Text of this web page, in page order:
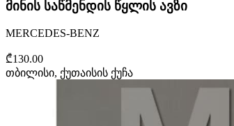
მინის საწმენდის წყლის ავზი
MERCEDES-BENZ
₾130.00
თბილისი, ქუთაისის ქუჩა